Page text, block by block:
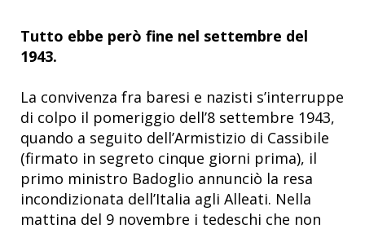
Tutto ebbe però fine nel settembre del
1943.
La convivenza fra baresi e nazisti s’interruppe
di colpo il pomeriggio dell’8 settembre 1943,
quando a seguito dell’Armistizio di Cassibile
(firmato in segreto cinque giorni prima), il
primo ministro Badoglio annunciò la resa
incondizionata dell’Italia agli Alleati. Nella
mattina del 9 novembre i tedeschi che non